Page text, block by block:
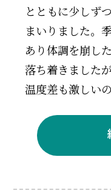
とともに少しず
まいりました。
あり体調を崩し
落ち着きました
温度差も激しい